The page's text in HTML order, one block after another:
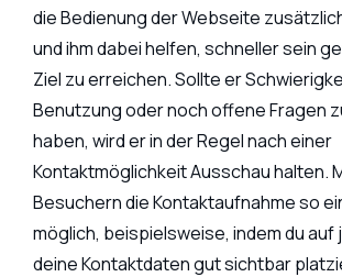
die Bedienung der Webseite
und ihm dabei helfen, schneller sein
Ziel zu erreichen. Sollte er
Benutzung oder noch offene Fragen
haben, wird er in der Regel nach einer
Kontaktmöglichkeit Ausschau halten.
Besuchern die Kontaktaufnahme so
möglich, beispielsweise, indem du auf
deine Kontaktdaten gut sichtbar